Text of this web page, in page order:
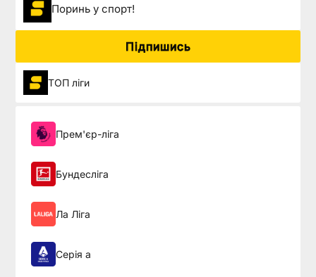
Поринь у спорт!
Підпишись
ТОП ліги
Прем'єр-ліга
Бундесліга
Ла Ліга
Серія а